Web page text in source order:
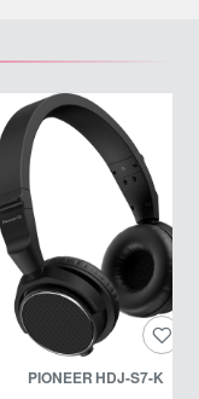
PIONEER HDJ-S7-K